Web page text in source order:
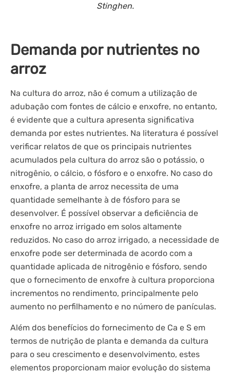
Stinghen.
Demanda por nutrientes no
arroz
Na cultura do arroz, não é comum a utilização de
adubação com fontes de cálcio e enxofre, no entanto,
é evidente que a cultura apresenta significativa
demanda por estes nutrientes. Na literatura é possível
verificar relatos de que os principais nutrientes
acumulados pela cultura do arroz são o potássio, o
nitrogênio, o cálcio, o fósforo e o enxofre. No caso do
enxofre, a planta de arroz necessita de uma
quantidade semelhante à de fósforo para se
desenvolver. É possível observar a deficiência de
enxofre no arroz irrigado em solos altamente
reduzidos. No caso do arroz irrigado, a necessidade de
enxofre pode ser determinada de acordo com a
quantidade aplicada de nitrogênio e fósforo, sendo
que o fornecimento de enxofre à cultura proporciona
incrementos no rendimento, principalmente pelo
aumento no perfilhamento e no número de panículas.
Além dos benefícios do fornecimento de Ca e S em
termos de nutrição de planta e demanda da cultura
para o seu crescimento e desenvolvimento, estes
elementos proporcionam maior evolução do sistema